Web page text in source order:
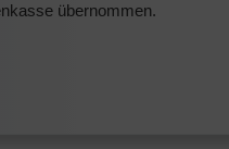
übernommen.